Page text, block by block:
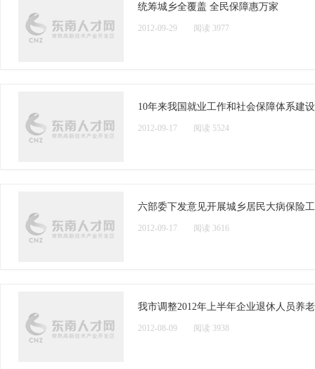
统筹城乡全覆盖 全民保障惠万家
2012-09-29 阅读 3977
10年来我国就业工作和社会保障体系建
2012-09-17 阅读 5524
六部委下发意见开展城乡居民大病保险
2012-09-17 阅读 3616
我市调整2012年上半年企业退休人员养
2012-08-09 阅读 3938